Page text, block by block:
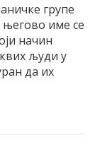
групе
његово име се
начин
људи у
да их